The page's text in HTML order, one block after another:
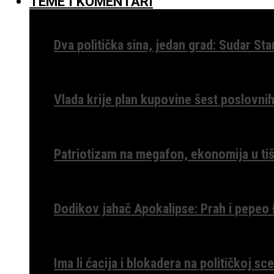
Dva politička sina, jedan grad: Sudar
Vlada krije plan kupovine šest
Patriotizam na megafon, ekonomija u
Dodikov jahač Apokalipse: Prah i
Ima li ćacija i blokadera na političkoj